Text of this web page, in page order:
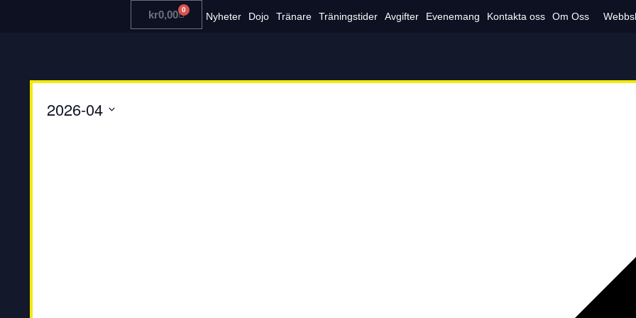
kr0,00 0
Nyheter Dojo Tränare Träningstider Avgifter Evenemang Kontakta oss Om Oss
2026-04